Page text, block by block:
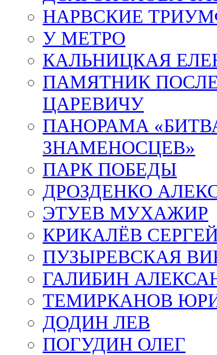
НАРВСКИЕ
У МЕТРО
КАЛЬНИЦКАЯ
ПАМЯТНИК
ЦАРЕВИЧУ
ПАНОРАМА
ЗНАМЕНОСЦЕВ»
ПАРК ПОБЕДЫ
ДРОЗДЕНКО
ЭТУЕВ МУХАЖИР
КРИКАЛЁВ
ПУЗЫРЕВСКАЯ
ГАЛИБИН
ТЕМИРКАНОВ
ДОДИН ЛЕВ
ПОГУДИН ОЛЕГ